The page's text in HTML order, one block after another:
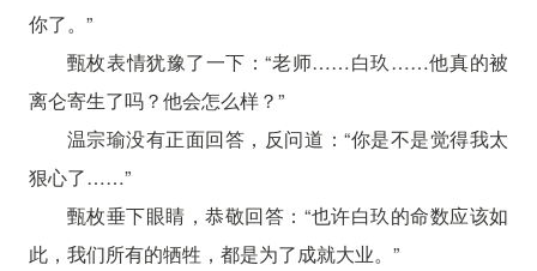
你了。”
甄枚表情犹豫了一下：“老师……白玖……他真的被
离仑寄生了吗？他会怎么样？”
温宗瑜没有正面回答，反问道：“你是不是觉得我太
狠心了……”
甄枚垂下眼睛，恭敬回答：“也许白玖的命数应该如
此，我们所有的牺牲，都是为了成就大业。”